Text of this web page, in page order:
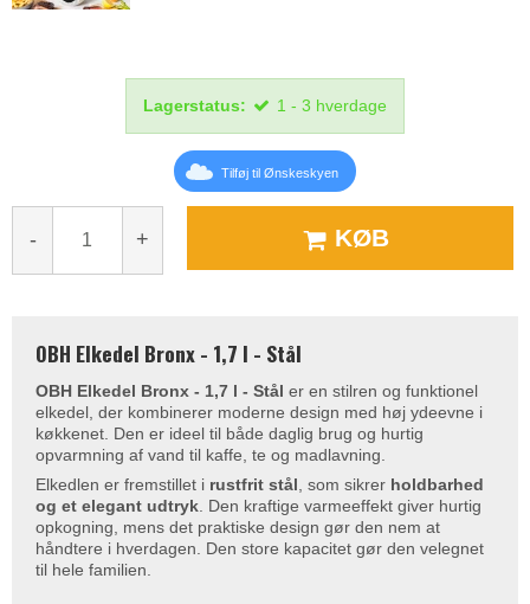
Lagerstatus: 1 - 3 hverdage
Tilføj til Ønskeskyen
- + KØB
OBH Elkedel Bronx - 1,7 l - Stål
OBH Elkedel Bronx - 1,7 l - Stål er en stilren og funktionel
elkedel, der kombinerer moderne design med høj ydeevne i
køkkenet. Den er ideel til både daglig brug og hurtig
opvarmning af vand til kaffe, te og madlavning.
Elkedlen er fremstillet i rustfrit stål , som sikrer holdbarhed
og et elegant udtryk . Den kraftige varmeeffekt giver hurtig
opkogning, mens det praktiske design gør den nem at
håndtere i hverdagen. Den store kapacitet gør den velegnet
til hele familien.